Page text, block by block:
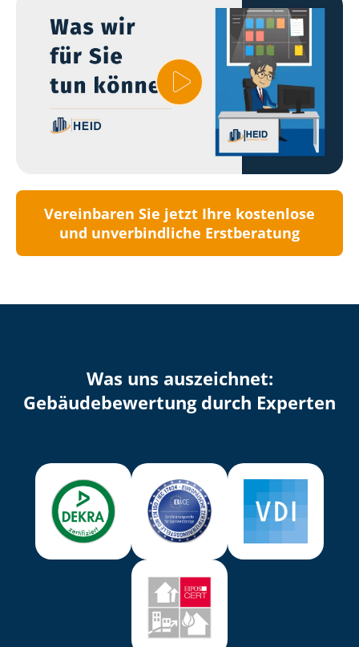
Vereinbaren Sie jetzt Ihre kostenlose
und unverbindliche Erstberatung
Was uns auszeichnet:
Ge­bäu­de­be­wer­tung durch Experten